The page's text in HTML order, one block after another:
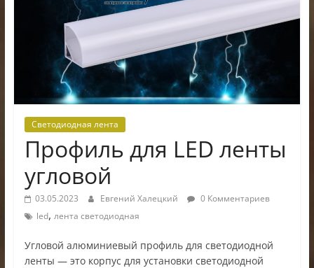
Светодиодная лента
Профиль для LED ленты
угловой
03.05.2023 Евгений Халецкий
0 Комментариев
led, лента светодиодная
Угловой алюминиевый профиль для светодиодной
ленты — это корпус для установки светодиодной